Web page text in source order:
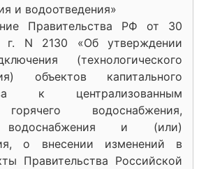
и водоотведения»
Правительства РФ от 30
г. N 2130 «Об утверждении
(технологического
объектов капитального
к централизованным
водоснабжения,
водоснабжения и (или)
о внесении изменений в
Правительства Российской